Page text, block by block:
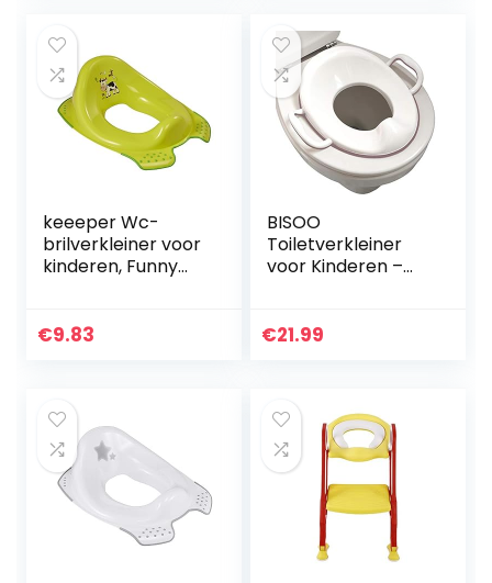
keeeper Wc-
brilverkleiner voor
kinderen, Funny
antislip, Ewa, groen
€9.83
BISOO
Toiletverkleiner
voor Kinderen –
Toiletbril
€21.99